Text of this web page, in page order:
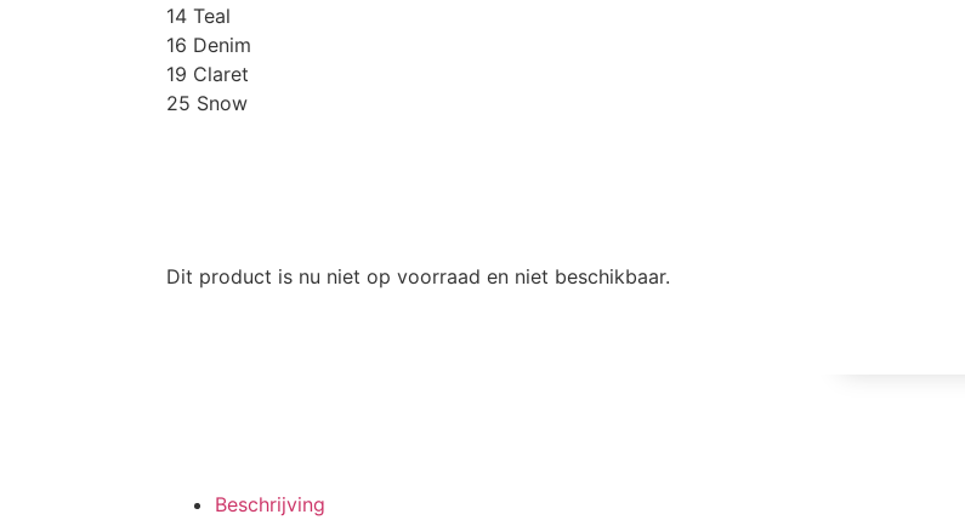
14 Teal
16 Denim
19 Claret
25 Snow
Dit product is nu niet op voorraad en niet beschikbaar.
Beschrijving